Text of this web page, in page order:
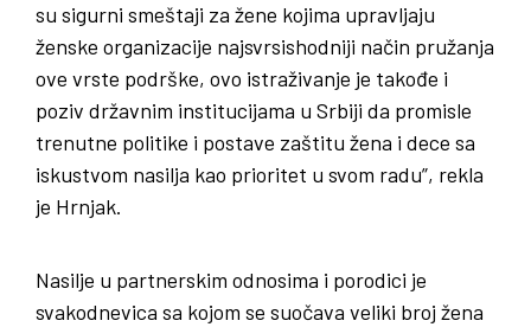
su sigurni smeštaji za žene kojima upravljaju
ženske organizacije najsvrsishodniji način pružanja
ove vrste podrške, ovo istraživanje je takođe i
poziv državnim institucijama u Srbiji da promisle
trenutne politike i postave zaštitu žena i dece sa
iskustvom nasilja kao prioritet u svom radu”, rekla
je Hrnjak.
Nasilje u partnerskim odnosima i porodici je
svakodnevica sa kojom se suočava veliki broj žena